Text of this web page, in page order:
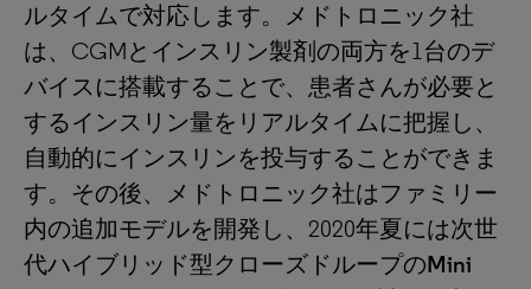
ルタイムで対応します。メドトロニック社
は、CGMとインスリン製剤の両方を1台のデ
バイスに搭載することで、患者さんが必要と
するインスリン量をリアルタイムに把握し、
自動的にインスリンを投与することができま
す。その後、メドトロニック社はファミリー
内の追加モデルを開発し、2020年夏には次世
代ハイブリッド型クローズドループのMini